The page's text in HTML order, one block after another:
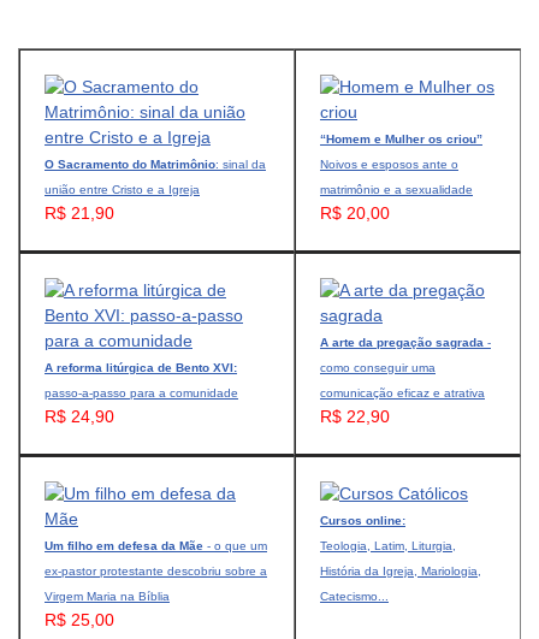
O Sacramento do Matrimônio: sinal da
união entre Cristo e a Igreja
R$ 21,90
“Homem e Mulher os criou”
Noivos e esposos ante o
matrimônio e a sexualidade
R$ 20,00
A reforma litúrgica de Bento XVI:
passo-a-passo para a comunidade
R$ 24,90
A arte da pregação sagrada -
como conseguir uma
comunicação eficaz e atrativa
R$ 22,90
Um filho em defesa da Mãe - o que um
ex-pastor protestante descobriu sobre a
Virgem Maria na Bíblia
R$ 25,00
Cursos online:
Teologia, Latim, Liturgia,
História da Igreja, Mariologia,
Catecismo...